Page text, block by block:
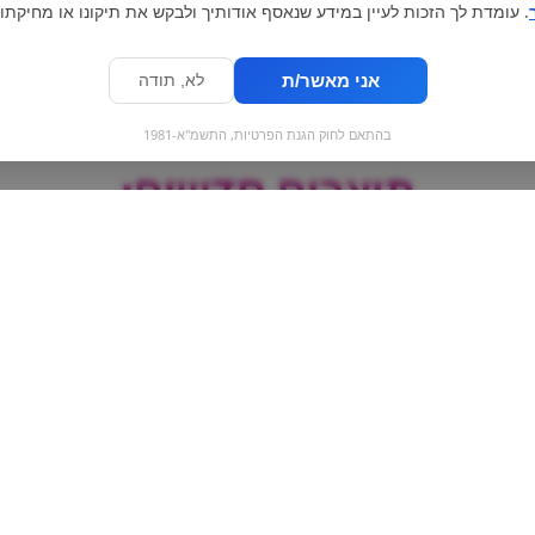
מוצרים חדשים:
. עומדת לך הזכות לעיין במידע שנאסף אודותיך ולבקש את תיקונו או
אני מאשר/ת לא, תודה
בהתאם לחוק הגנת הפרטיות, התשמ"א-1981